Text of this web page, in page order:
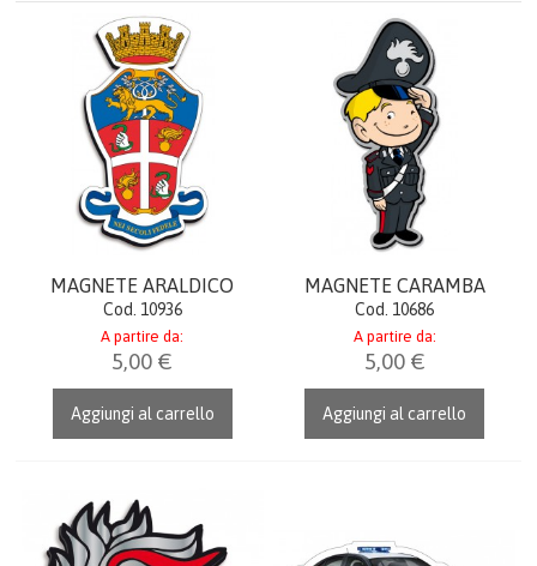
OROLOGI
AGENDE & CALENDARI
IDEE REGALO
LINEA DONNA
PORTACHIAVI GADGET
UFFICIO & LAVORO
CERIMONIA
MAGNETE ARALDICO
Cod. 10936
A partire da:
5,00 €
Aggiungi al carrello
MAGNETE CARAMBA
Cod. 10686
A partire da:
5,00 €
Aggiungi al carrello